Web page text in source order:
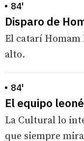
84'
Disparo de
El catarí Homam
alto.
84'
El equipo
La Cultural lo
que siempre